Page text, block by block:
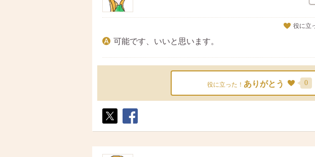
役に立
可能です、いいと思います。
役に立った！ ありがとう 0
ト
ア